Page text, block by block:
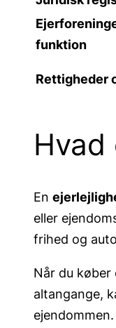
funktion
Rettigheder
En
eller
frihed og
Når du køber
altangange,